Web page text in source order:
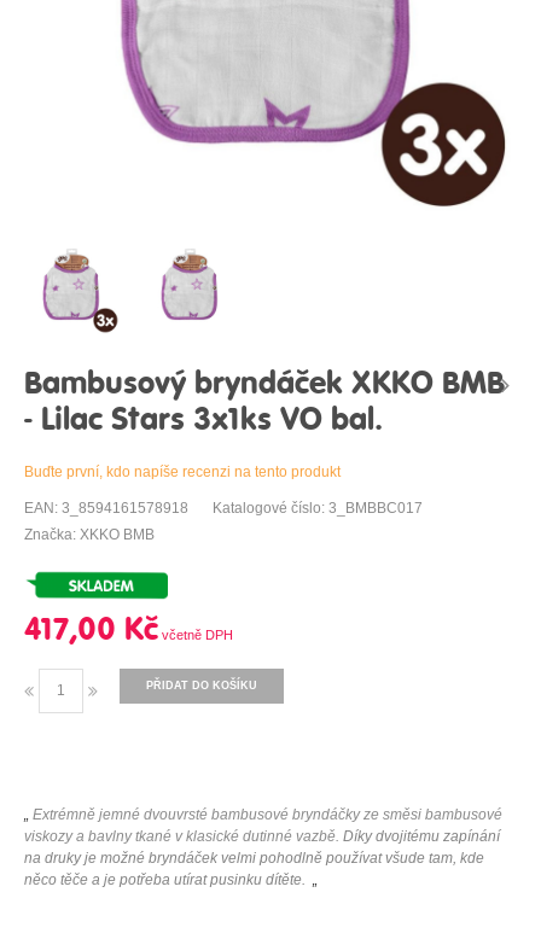
Bambusový bryndáček XKKO BMB
- Lilac Stars 3x1ks VO bal.
Buďte první, kdo napíše recenzi na tento produkt
EAN: 3_8594161578918
Katalogové číslo: 3_BMBBC017
Značka: XKKO BMB
417,00 Kč
PŘIDAT DO KOŠÍKU
„ Extrémně jemné dvouvrsté bambusové bryndáčky ze směsi bambusové
viskozy a bavlny tkané v klasické dutinné vazbě. Díky dvojitému zapínání
na druky je možné bryndáček velmi pohodlně používat všude tam, kde
něco těče a je potřeba utírat pusinku dítěte. „